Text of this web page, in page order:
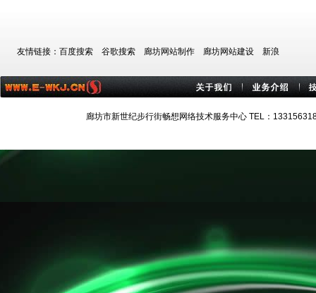
友情链接： 百度搜索 谷歌搜索 廊坊网站制作 廊坊网站建设 新浪
廊坊市新世纪步行街畅想网络技术服务中心 TEL：